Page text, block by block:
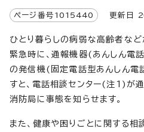
ページ番号 1015440 更新日
ひとり暮らしの病弱な高齢者な
緊急時に、通報機器(あんしん電
の発信機(固定電話型あんしん電
すと、電話相談センター(注1)が
消防局に事態を知らせます。
また、健康や困りごとに関する相